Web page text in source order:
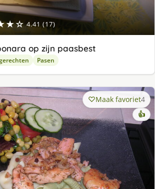
4.41 (17)
op zijn paasbest
Pasen
Maak favoriet4
👍